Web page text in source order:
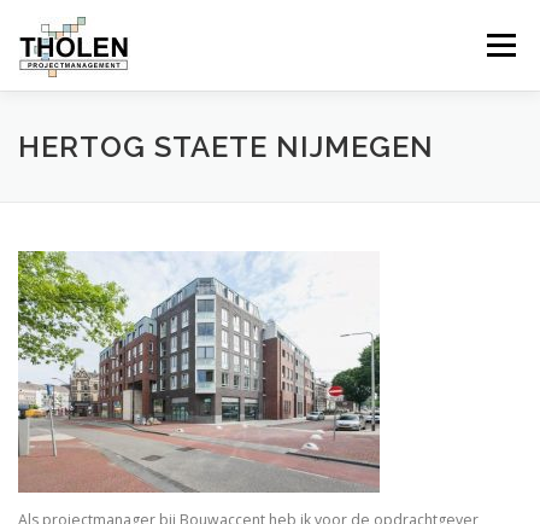
content
Menu
OVER ONS DIENSTEN EN PROJECTEN
HERTOG STAETE NIJMEGEN